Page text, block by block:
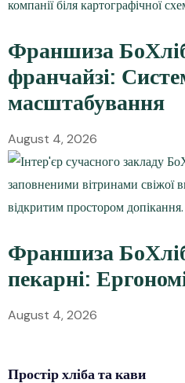
Франшиза
франчайзі:
масштабування
August 4, 2026
Франшиза
пекарні:
August 4, 2026
Простірхлібата кави